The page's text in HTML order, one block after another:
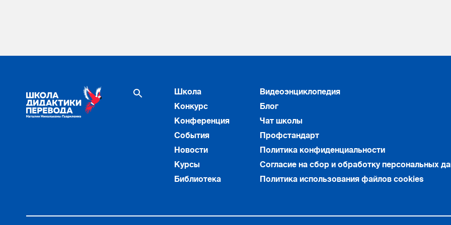
Школа
Конкурс
Конференция
События
Новости
Курсы
Библиотека
Видеоэнциклопедия
Блог
Чат школы
Профстандарт
Политика конфиденциальности
Согласие на сбор и обработку персональных
Политика использования файлов cookies